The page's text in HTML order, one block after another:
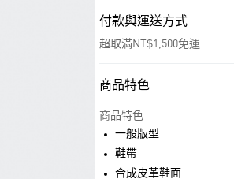
付款與運送方式
超取滿NT$1,500免運
付款方式
信用卡一次付款
LINE Pay
商品特色
商品特色
一般版型
鞋帶
合成皮革鞋面